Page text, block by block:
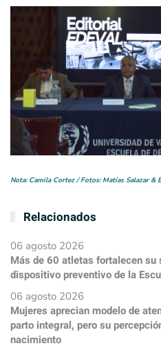
Nota: Camila Cortez / Fotos: Matías Salazar &
Relacionados
06 agosto 2026
Más de 60 atletas fortalecen su
dispositivo preventivo de la
06 agosto 2026
Mujeres aprecian modelo de
parto integral, pero su
nacimiento